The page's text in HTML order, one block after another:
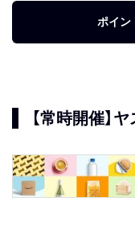
ポイン
【常時開催】